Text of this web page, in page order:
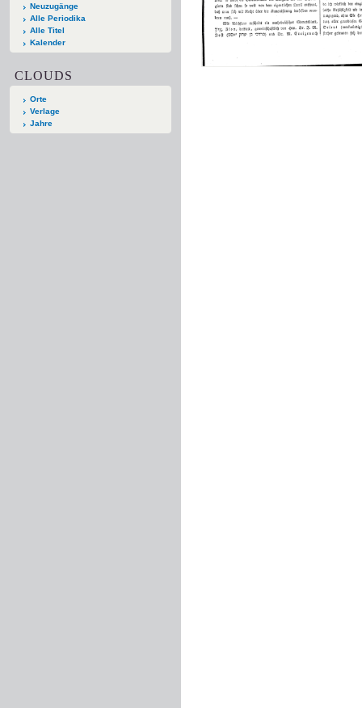
Neuzugänge
Alle Periodika
Alle Titel
Kalender
CLOUDS
Orte
Verlage
Jahre